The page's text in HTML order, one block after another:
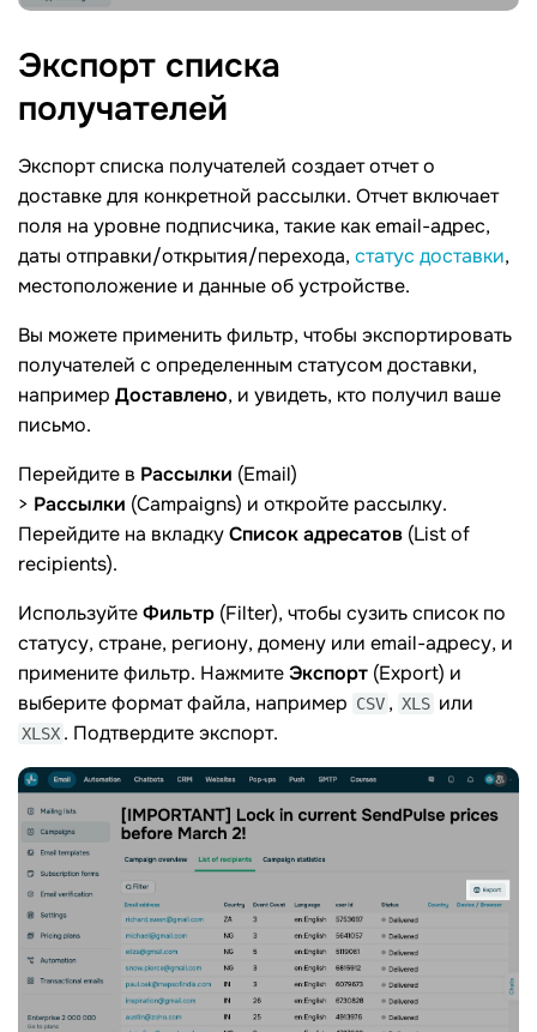
Экспорт списка
получателей
Экспорт списка получателей создает отчет о
доставке для конкретной рассылки. Отчет включает
поля на уровне подписчика, такие как email-адрес,
даты отправки/открытия/перехода, статус доставки,
местоположение и данные об устройстве.
Вы можете применить фильтр, чтобы экспортировать
получателей с определенным статусом доставки,
например Доставлено, и увидеть, кто получил ваше
письмо.
Перейдите в Рассылки (Email)
> Рассылки (Campaigns) и откройте рассылку.
Перейдите на вкладкуСписок адресатов (List of
recipients).
ИспользуйтеФильтр (Filter), чтобы сузить список по
статусу, стране, региону, домену или email-адресу, и
примените фильтр. НажмитеЭкспорт (Export) и
выберите формат файла, например CSV , XLS или
XLSX . Подтвердите экспорт.